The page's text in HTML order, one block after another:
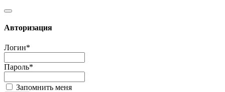
Авторизация
Логин*
Пароль*
Запомнить меня